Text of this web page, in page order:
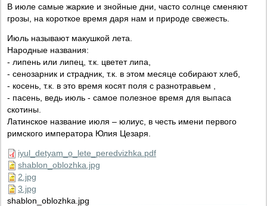
В июле самые жаркие и знойные дни, часто солнце сменяют
грозы, на короткое время даря нам и природе свежесть.
Июль называют макушкой лета.
Народные названия:
- липень или липец, т.к. цветет липа,
- сенозарник и страдник, т.к. в этом месяце собирают хлеб,
- косень, т.к. в это время косят поля с разнотравьем ,
- пасень, ведь июль - самое полезное время для выпаса
скотины.
Латинское название июля – юлиус, в честь имени первого
римского императора Юлия Цезаря.
iyul_detyam_o_lete_peredvizhka.pdf
shablon_oblozhka.jpg
2.jpg
3.jpg
shablon_oblozhka.jpg